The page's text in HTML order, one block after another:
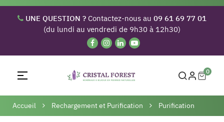
UNE QUESTION ? Contactez-nous au 09 61 69 77 01
(du lundi au vendredi de 9h30 à 12h30)
Basculer
navigation
☰ 0
Accueil Rechargement et Purification Purification